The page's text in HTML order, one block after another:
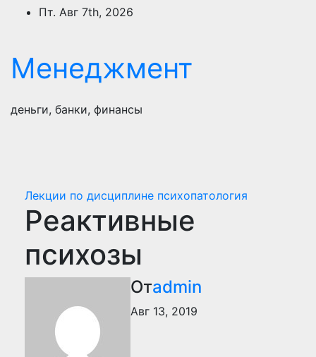
ПерейтиПт. Авг 7th, 2026
Менеджмент
деньги, банки, финансы
Лекции по дисциплине психопатология
Реактивные
психозы
Отadmin
Авг 13, 2019